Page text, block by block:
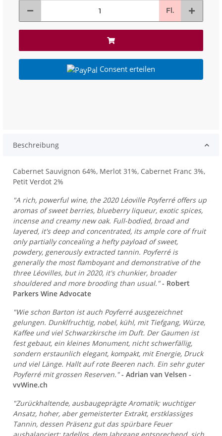
Fl.
Consent erteilen
Beschreibung
Cabernet Sauvignon 64%, Merlot 31%, Cabernet Franc 3%,
Petit Verdot 2%
"A rich, powerful wine, the 2020 Léoville Poyferré offers up
aromas of sweet berries, blueberry liqueur, exotic spices,
incense and creamy new oak. Full-bodied, broad and
layered, it's deep and concentrated, its ample core of fruit
only partially concealing a hefty payload of sweet,
powdery, generously extracted tannin. Poyferré is
generally the most flamboyant and demonstrative of the
three Léovilles, but in 2020, it's chunkier, broader
shouldered and more brooding than usual." - Robert
Parkers Wine Advocate
"Wie schon Barton ist auch Poyferré ausgezeichnet
gelungen. Dunklfruchtig, nobel, kühl, mit Tiefgang, Würze,
Kaffee und viel Schwarzkirsche im Duft. Der Gaumen ist
fest gebaut, ein kleines Monument, nicht schwerfällig,
sondern erstaunlich elegant, kompakt, mit Energie, Druck
und viel Länge. Hallt auf rote Beeren nach. Ein sehr guter
Poyferré mit grossen Reserven."- Adrian van Velsen -
vvWine.ch
"Zurückhaltende, ausbaugeprägte Aromatik; wuchtiger
Ansatz, hoher, aber gemeisterter Extrakt, erstklassiges
Tannin, dessen Präsenz gut das spürbare Feuer